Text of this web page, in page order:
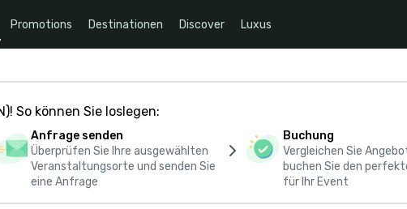
Promotions Destinationen Discover Luxus
So können Sie loslegen:
Anfrage senden
Überprüfen Sie Ihre ausgewählten
Veranstaltungsorte und senden Sie
eine Anfrage
Buchung
Vergleichen Sie
buchen Sie den
für Ihr Event